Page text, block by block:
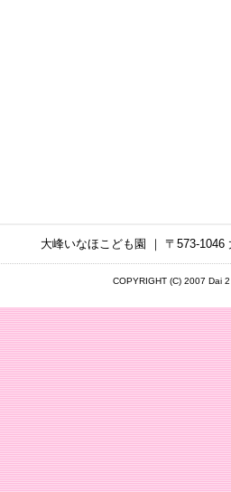
大峰いなほこども園 ｜ 〒573-
COPYRIGHT (C) 2007 Dai